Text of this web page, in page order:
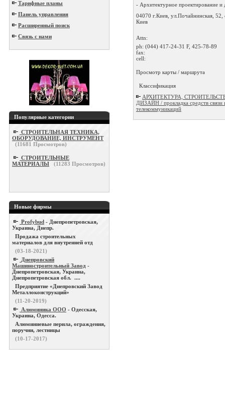
Тарифные планы
Панель управления
Расширенный поиск
Связь с нами
Популярные категории
СТРОИТЕЛЬНАЯ ТЕХНИКА,
ОБОРУДОВАНИЕ, ИНСТРУМЕНТ
(11681 Просмотров)
СТРОИТЕЛЬНЫЕ
МАТЕРИАЛЫ
(11283 Просмотров)
Новые фирмы
Profybud - Днепропетровская,
Украина, Днепр.
Продажа строительных
материалов для внутренней отд
(03-18-2021)
Днепровский
Машиностроительный Завод -
Днепропетровская, Украина,
Днепропетровская обл. ....
Предприятие «Днепровский Завод
Металлоконструкций»
(11-20-2019)
Алюминика ООО - Одесская,
Украина, Одесса.
Алюминиевые перила, ограждения,
поручни, лестницы
(10-17-2017)
- Архитектурное проектирование и
04070 г.Киев, ул.Почайнинская, 52,
Киев
Attn:
ph: (044) 417-24-31 F, 425-78-89
fax:
cell:
Просмотр карты / маршрута
Классификация
АРХИТЕКТУРА,
ДИЗАЙН / прокладка средств связи
телекоммуникаций